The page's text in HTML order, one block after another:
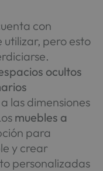
con
utilizar, pero esto
ocultos
las dimensiones
muebles a
para
y crear
personalizadas